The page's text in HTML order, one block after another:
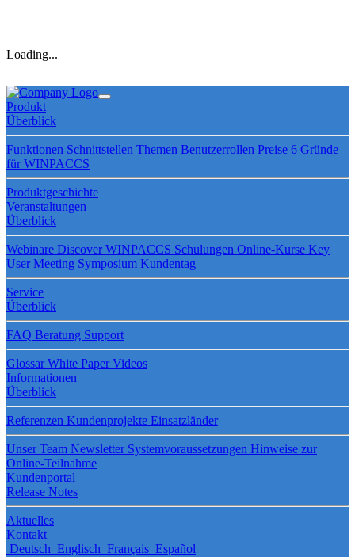
Loading...
Produkt
Überblick
Funktionen Schnittstellen Themen Benutzerrollen Preise 6 Gründe
für WINPACCS
Produktgeschichte
Veranstaltungen
Überblick
Webinare Discover WINPACCS Schulungen Online-Kurse Key
User Meeting Symposium Kundentag
Service
Überblick
FAQ Beratung Support
GlossarWhite PaperVideos
Informationen
Überblick
Referenzen Kundenprojekte Einsatzländer
Unser Team Newsletter Systemvoraussetzungen Hinweise zur
Online-Teilnahme
Kundenportal
Release Notes
Aktuelles
Kontakt
Deutsch Englisch Français Español